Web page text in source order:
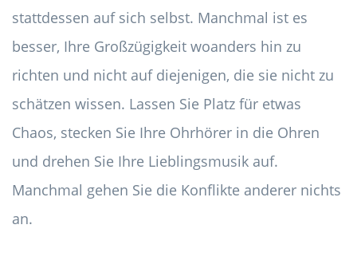
stattdessen auf sich selbst. Manchmal ist es
besser, Ihre Großzügigkeit woanders hin zu
richten und nicht auf diejenigen, die sie nicht zu
schätzen wissen. Lassen Sie Platz für etwas
Chaos, stecken Sie Ihre Ohrhörer in die Ohren
und drehen Sie Ihre Lieblingsmusik auf.
Manchmal gehen Sie die Konflikte anderer nichts
an.